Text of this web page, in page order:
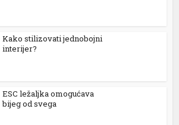
Kako stilizovati jednobojni
interijer?
ESC ležaljka omogućava
bijeg od svega